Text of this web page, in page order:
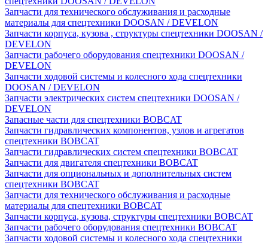
Запчасти для технического обслуживания и расходные
материалы для спецтехники DOOSAN / DEVELON
Запчасти корпуса, кузова , структуры спецтехники DOOSAN /
DEVELON
Запчасти рабочего оборудования спецтехники DOOSAN /
DEVELON
Запчасти ходовой системы и колесного хода спецтехники
DOOSAN / DEVELON
Запчасти электрических систем спецтехники DOOSAN /
DEVELON
Запасные части для спецтехники BOBCAT
Запчасти гидравлических компонентов, узлов и агрегатов
спецтехники BOBCAT
Запчасти гидравлических систем спецтехники BOBCAT
Запчасти для двигателя спецтехники BOBCAT
Запчасти для опциональных и дополнительных систем
спецтехники BOBCAT
Запчасти для технического обслуживания и расходные
материалы для спецтехники BOBCAT
Запчасти корпуса, кузова, структуры спецтехники BOBCAT
Запчасти рабочего оборудования спецтехники BOBCAT
Запчасти ходовой системы и колесного хода спецтехники